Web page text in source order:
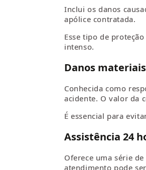
Inclui os danos
apólice contratada.
Esse tipo de
intenso.
Danos
Conhecida como
acidente. O valor da
É essencial para
Assistência 24
Oferece uma série
atendimento pode